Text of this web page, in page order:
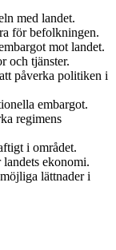
med landet.
för befolkningen.
mot landet.
och tjänster.
påverka politiken i
embargot.
regimens
i området.
ekonomi.
lättnader i